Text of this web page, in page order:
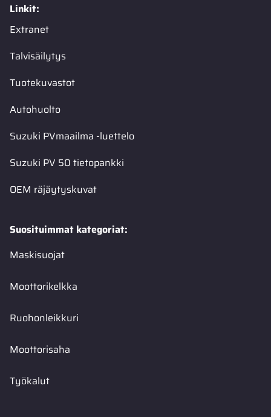
Linkit:
Extranet
Talvisäilytys
Tuotekuvastot
Autohuolto
Suzuki PVmaailma -luettelo
Suzuki PV 50 tietopankki
OEM räjäytyskuvat
Suosituimmat kategoriat:
Maskisuojat
Moottorikelkka
Ruohonleikkuri
Moottorisaha
Työkalut